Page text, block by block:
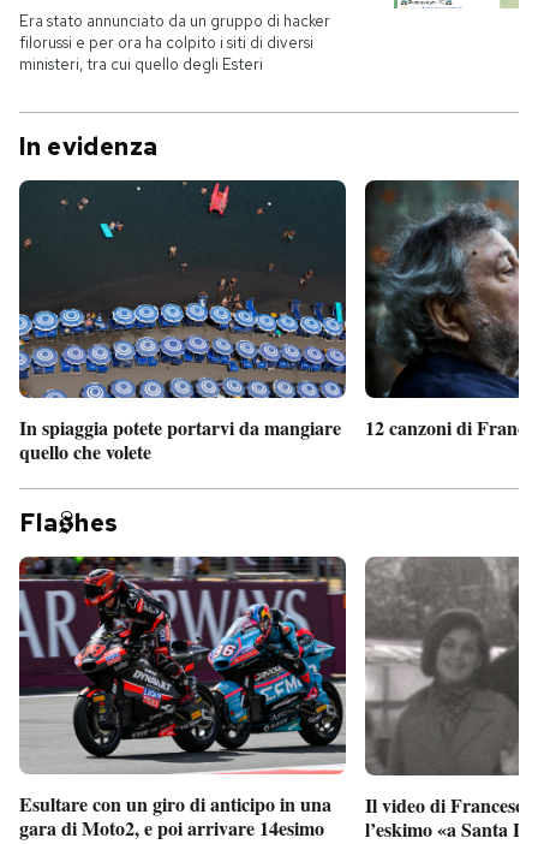
Era stato annunciato da un gruppo di hacker
filorussi e per ora ha colpito i siti di diversi
ministeri, tra cui quello degli Esteri
In evidenza
In spiaggia potete portarvi da mangiare
quello che volete
12 canzoni di
Fla hes
Esultare con un giro di anticipo in una
gara di Moto2, e poi arrivare 14esimo
Il video di
l’eskimo «a Santa